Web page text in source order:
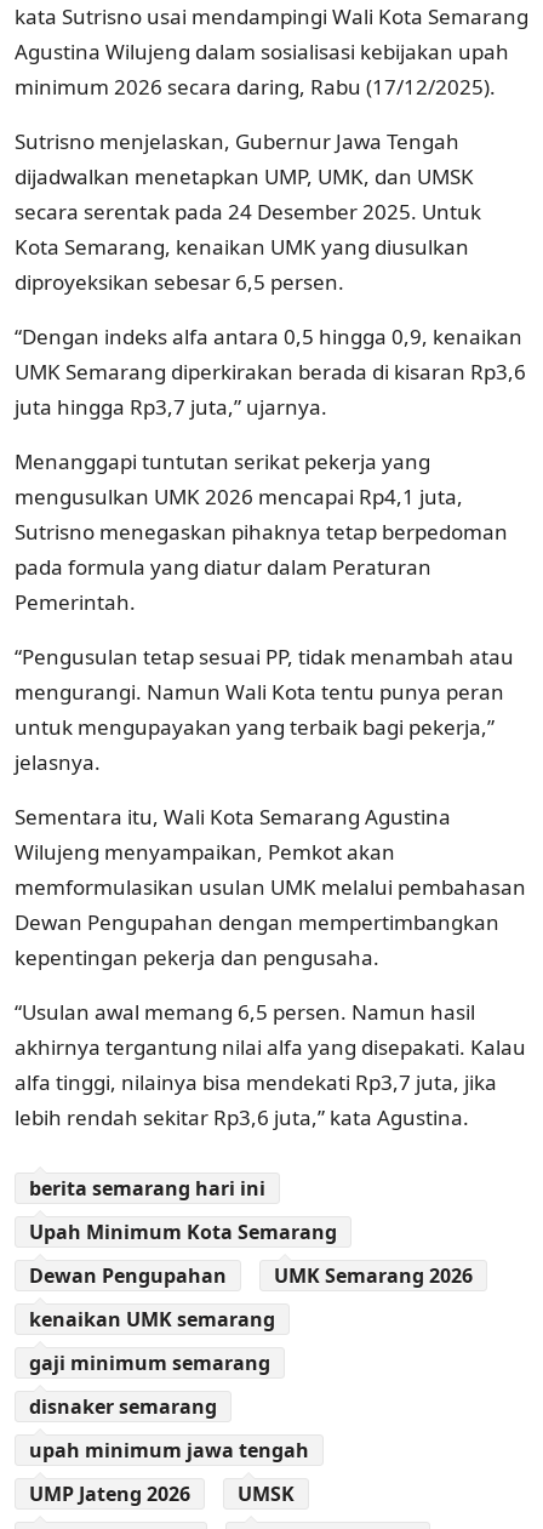
kata Sutrisno usai mendampingi Wali Kota Semarang
Agustina Wilujeng dalam sosialisasi kebijakan upah
minimum 2026 secara daring, Rabu (17/12/2025).
Sutrisno menjelaskan, Gubernur Jawa Tengah
dijadwalkan menetapkan UMP, UMK, dan UMSK
secara serentak pada 24 Desember 2025. Untuk
Kota Semarang, kenaikan UMK yang diusulkan
diproyeksikan sebesar 6,5 persen.
“Dengan indeks alfa antara 0,5 hingga 0,9, kenaikan
UMK Semarang diperkirakan berada di kisaran Rp3,6
juta hingga Rp3,7 juta,” ujarnya.
Menanggapi tuntutan serikat pekerja yang
mengusulkan UMK 2026 mencapai Rp4,1 juta,
Sutrisno menegaskan pihaknya tetap berpedoman
pada formula yang diatur dalam Peraturan
Pemerintah.
“Pengusulan tetap sesuai PP, tidak menambah atau
mengurangi. Namun Wali Kota tentu punya peran
untuk mengupayakan yang terbaik bagi pekerja,”
jelasnya.
Sementara itu, Wali Kota Semarang Agustina
Wilujeng menyampaikan, Pemkot akan
memformulasikan usulan UMK melalui pembahasan
Dewan Pengupahan dengan mempertimbangkan
kepentingan pekerja dan pengusaha.
“Usulan awal memang 6,5 persen. Namun hasil
akhirnya tergantung nilai alfa yang disepakati. Kalau
alfa tinggi, nilainya bisa mendekati Rp3,7 juta, jika
lebih rendah sekitar Rp3,6 juta,” kata Agustina.
berita semarang hari ini
Upah Minimum Kota Semarang
Dewan Pengupahan
UMK Semarang 2026
kenaikan UMK semarang
gaji minimum semarang
disnaker semarang
upah minimum jawa tengah
UMP Jateng 2026
UMSK